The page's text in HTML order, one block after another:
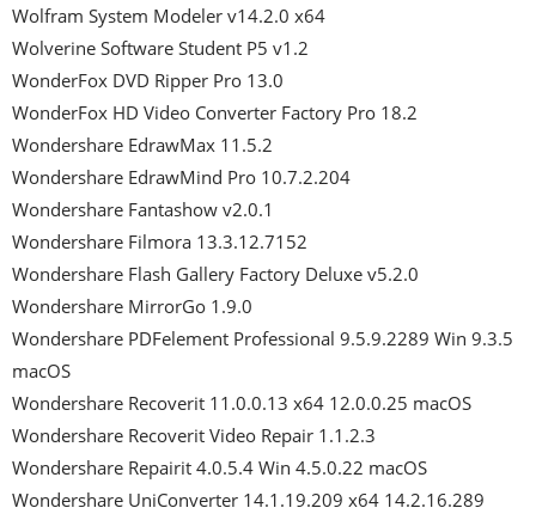
Wolfram System Modeler v14.2.0 x64
Wolverine Software Student P5 v1.2
WonderFox DVD Ripper Pro 13.0
WonderFox HD Video Converter Factory Pro 18.2
Wondershare EdrawMax 11.5.2
Wondershare EdrawMind Pro 10.7.2.204
Wondershare Fantashow v2.0.1
Wondershare Filmora 13.3.12.7152
Wondershare Flash Gallery Factory Deluxe v5.2.0
Wondershare MirrorGo 1.9.0
Wondershare PDFelement Professional 9.5.9.2289 Win 9.3.5
macOS
Wondershare Recoverit 11.0.0.13 x64 12.0.0.25 macOS
Wondershare Recoverit Video Repair 1.1.2.3
Wondershare Repairit 4.0.5.4 Win 4.5.0.22 macOS
Wondershare UniConverter 14.1.19.209 x64 14.2.16.289